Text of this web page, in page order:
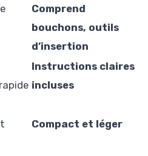
Comprend
bouchons, outils
d’insertion
Instructions claires
incluses
Compact et léger